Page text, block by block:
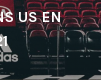
US EN